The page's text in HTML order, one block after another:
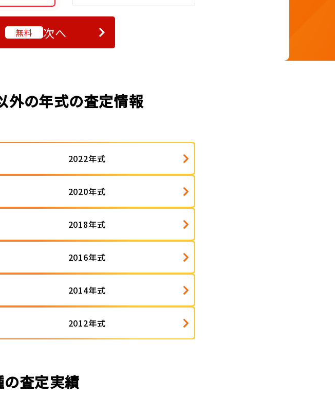
無料 次へ
外の年式の査定情報
2022年式
2020年式
2018年式
2016年式
2014年式
2012年式
査定実績